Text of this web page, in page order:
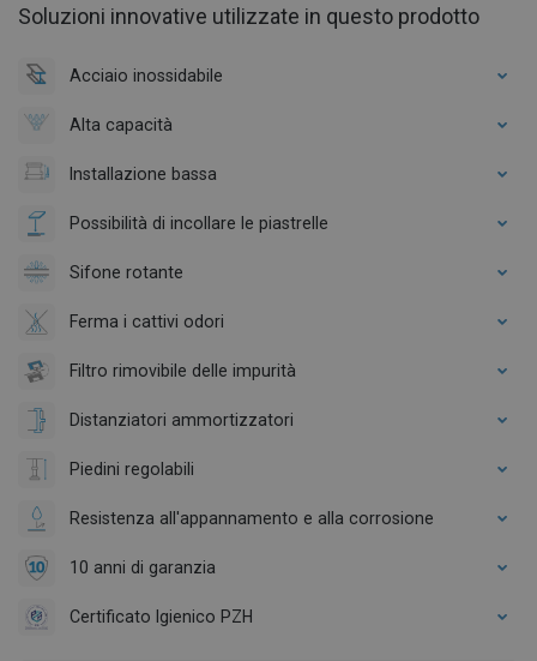
Soluzioni innovative utilizzate in questo prodotto
Acciaio inossidabile
Alta capacità
Installazione bassa
Possibilità di incollare le piastrelle
Sifone rotante
Ferma i cattivi odori
Filtro rimovibile delle impurità
Distanziatori ammortizzatori
Piedini regolabili
Resistenza all'appannamento e alla corrosione
10 anni di garanzia
Certificato Igienico PZH